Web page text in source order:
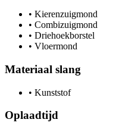
• Kierenzuigmond
• Combizuigmond
• Driehoekborstel
• Vloermond
Materiaal slang
• Kunststof
Oplaadtijd